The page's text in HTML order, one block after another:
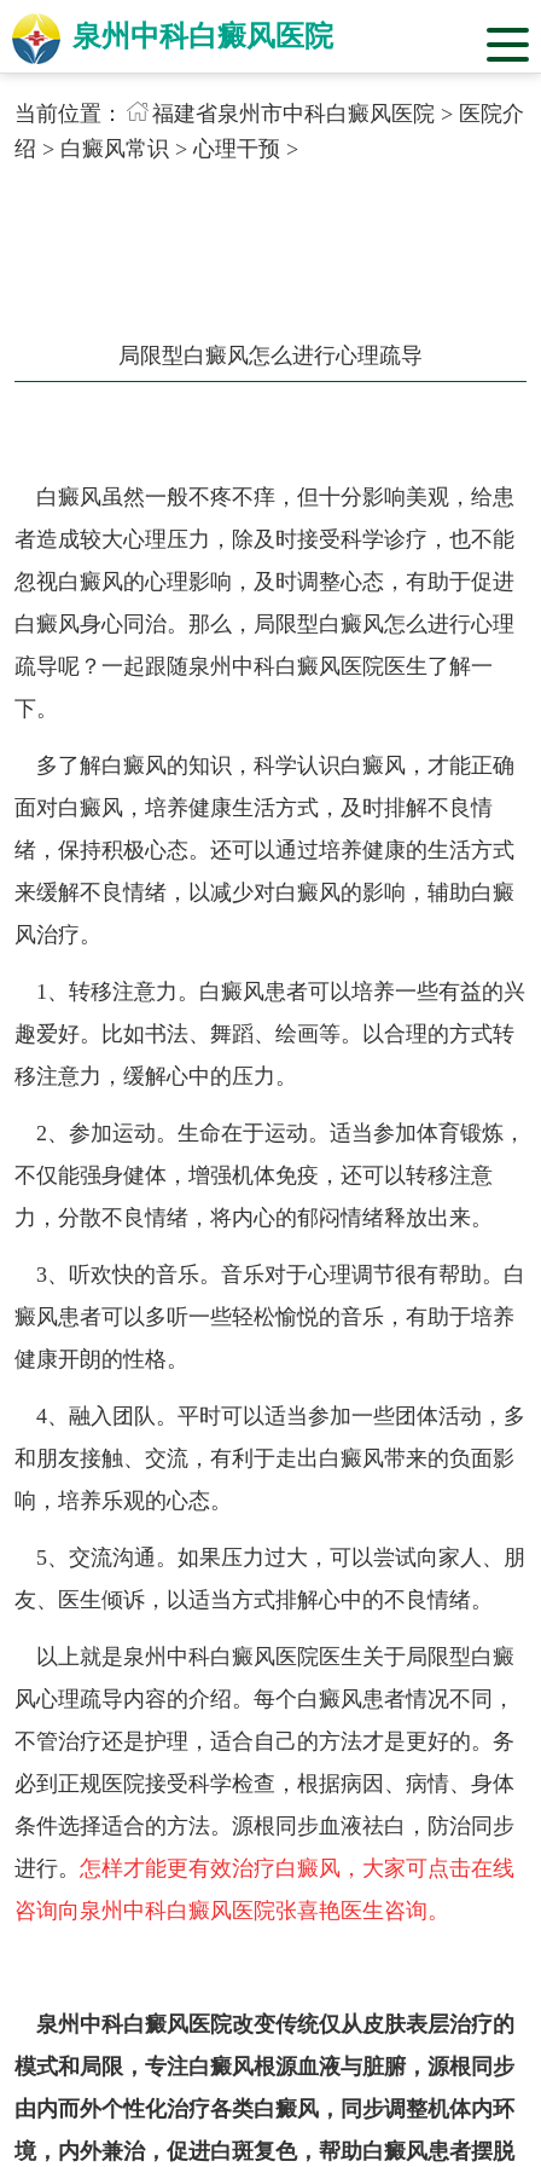
泉州中科白癜风医院
当前位置： 福建省泉州市中科白癜风医院> 医院介
绍 > 白癜风常识 >心理干预 >
局限型白癜风怎么进行心理疏导
白癜风虽然一般不疼不痒，但十分影响美观，给患
者造成较大心理压力，除及时接受科学诊疗，也不能
忽视白癜风的心理影响，及时调整心态，有助于促进
白癜风身心同治。那么，局限型白癜风怎么进行心理
疏导呢？一起跟随泉州中科白癜风医院医生了解一
下。
多了解白癜风的知识，科学认识白癜风，才能正确
面对白癜风，培养健康生活方式，及时排解不良情
绪，保持积极心态。还可以通过培养健康的生活方式
来缓解不良情绪，以减少对白癜风的影响，辅助白癜
风治疗。
1、转移注意力。白癜风患者可以培养一些有益的兴
趣爱好。比如书法、舞蹈、绘画等。以合理的方式转
移注意力，缓解心中的压力。
2、参加运动。生命在于运动。适当参加体育锻炼，
不仅能强身健体，增强机体免疫，还可以转移注意
力，分散不良情绪，将内心的郁闷情绪释放出来。
3、听欢快的音乐。音乐对于心理调节很有帮助。白
癜风患者可以多听一些轻松愉悦的音乐，有助于培养
健康开朗的性格。
4、融入团队。平时可以适当参加一些团体活动，多
和朋友接触、交流，有利于走出白癜风带来的负面影
响，培养乐观的心态。
5、交流沟通。如果压力过大，可以尝试向家人、朋
友、医生倾诉，以适当方式排解心中的不良情绪。
以上就是泉州中科白癜风医院医生关于局限型白癜
风心理疏导内容的介绍。每个白癜风患者情况不同，
不管治疗还是护理，适合自己的方法才是更好的。务
必到正规医院接受科学检查，根据病因、病情、身体
条件选择适合的方法。源根同步血液祛白，防治同步
进行。 怎样才能更有效治疗白癜风，大家可点击在线
咨询向泉州中科白癜风医院张喜艳医生咨询。
泉州中科白癜风医院改变传统仅从皮肤表层治疗的
模式和局限，专注白癜风根源血液与脏腑，源根同步
由内而外个性化治疗各类白癜风，同步调整机体内环
境，内外兼治，促进白斑复色，帮助白癜风患者摆脱